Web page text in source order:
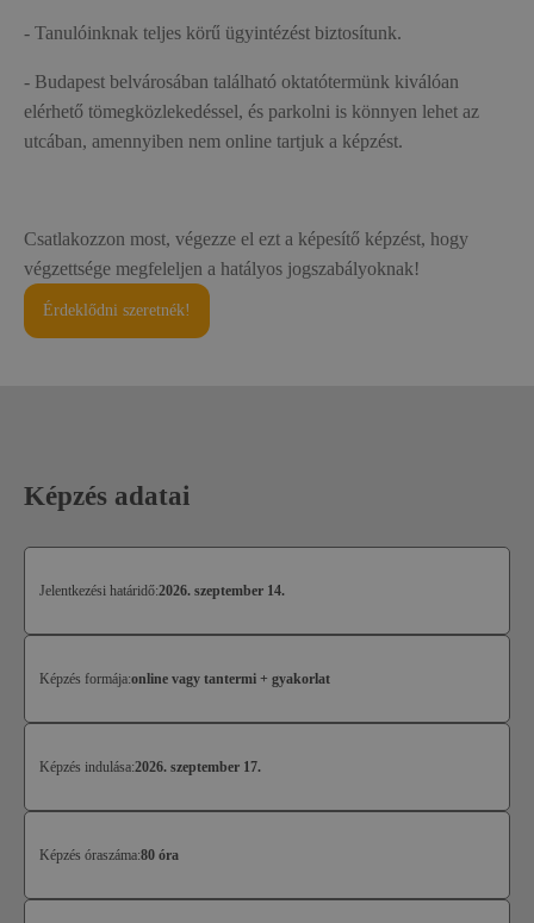
- Tanulóinknak teljes körű ügyintézést biztosítunk.
- Budapest belvárosában található oktatótermünk kiválóan
elérhető tömegközlekedéssel, és parkolni is könnyen lehet az
utcában, amennyiben nem online tartjuk a képzést.
Csatlakozzon most, végezze el ezt a képesítő képzést, hogy
végzettsége megfeleljen a hatályos jogszabályoknak!
Érdeklődni szeretnék!
Képzés adatai
Jelentkezési határidő:2026. szeptember 14.
Képzés formája:online vagy tantermi + gyakorlat
Képzés indulása:2026. szeptember 17.
Képzés óraszáma:80 óra